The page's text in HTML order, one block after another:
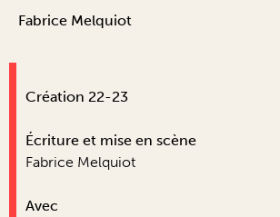
Fabrice Melquiot
Création 22-23
Écriture et mise en scène
Fabrice Melquiot
Avec